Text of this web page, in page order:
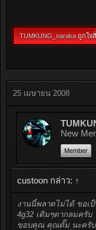
TUMKUNG_naraka ถูกใจ
25 เมษายน 2008
New
Member
custoon กล่าว: ↑
งานนี้พลาดไม่ได้ ขอเ
4g32 เดิมๆตากลมครับ
ขอบคุณ คุณตั๊ม นะครั